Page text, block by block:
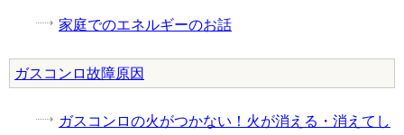
家庭でのエネルギーのお話
ガスコンロ故障原因
ガスコンロの火がつかない！火が消える・消えてし